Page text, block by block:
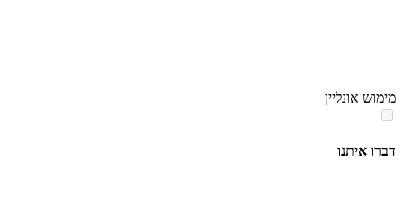
אזור
מימוש אונליין
דברו איתנו